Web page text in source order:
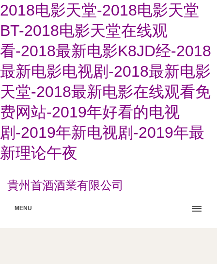
2018电影天堂-2018电影天堂
BT-2018电影天堂在线观
看-2018最新电影K8JD经-2018
最新电影电视剧-2018最新电影
天堂-2018最新电影在线观看免
费网站-2019年好看的电视
剧-2019年新电视剧-2019年最
新理论午夜
貴州首酒酒業有限公司
MENU